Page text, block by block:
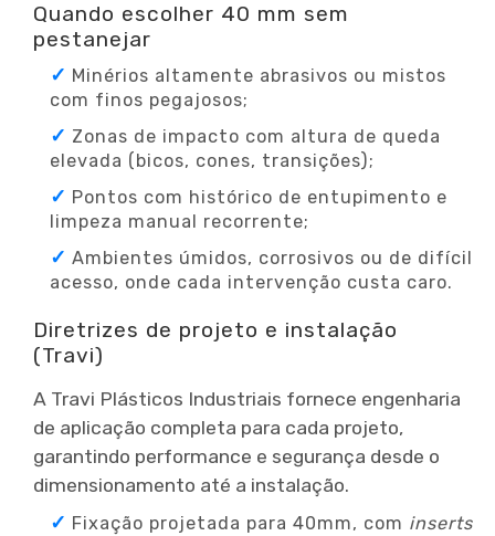
Quando escolher 40 mm sem
pestanejar
Minérios altamente abrasivos ou mistos
com finos pegajosos;
Zonas de impacto com altura de queda
elevada (bicos, cones, transições);
Pontos com histórico de entupimento e
limpeza manual recorrente;
Ambientes úmidos, corrosivos ou de difícil
acesso, onde cada intervenção custa caro.
Diretrizes de projeto e instalação
(Travi)
A Travi Plásticos Industriais fornece engenharia
de aplicação completa para cada projeto,
garantindo performance e segurança desde o
dimensionamento até a instalação.
Fixação projetada para 40mm, com inserts